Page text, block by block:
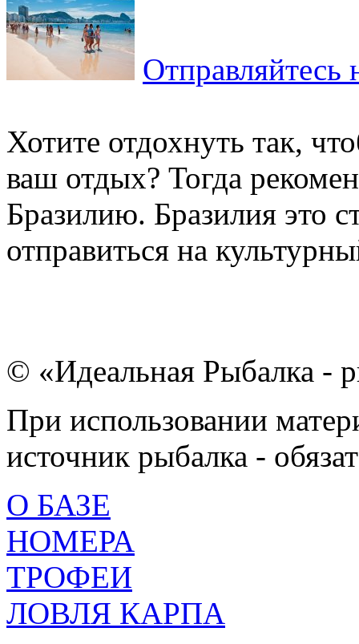
Отправляйтесь
Хотите отдохнуть так,
ваш отдых? Тогда
Бразилию. Бразилия это
отправиться на
© «Идеальная Рыбалка -
При использовании
источник рыбалка -
О БАЗЕ
НОМЕРА
ТРОФЕИ
ЛОВЛЯ КАРПА